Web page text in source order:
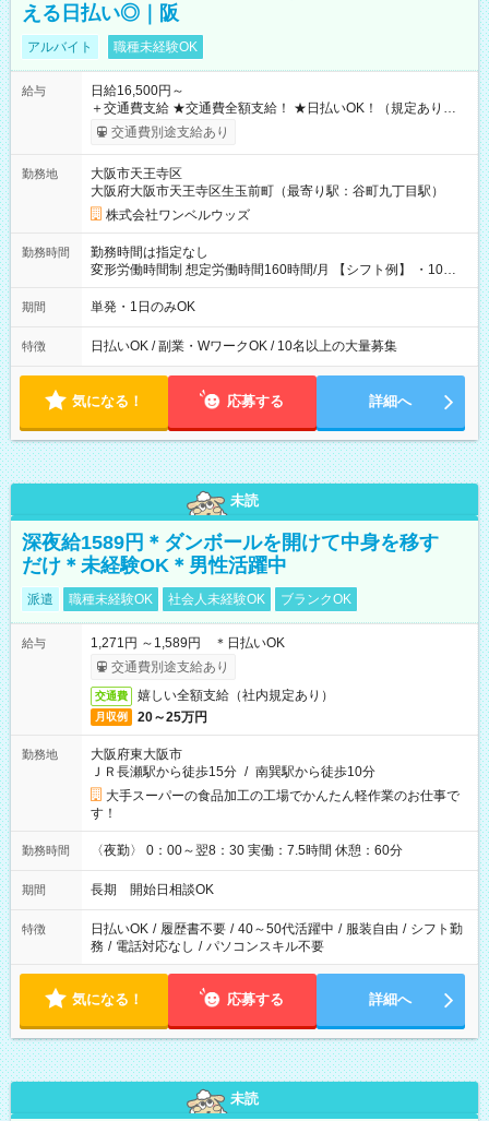
える日払い◎｜阪
アルバイト 職種未経験OK
給与
日給16,500円～
＋交通費支給 ★交通費全額支給！ ★日払いOK！（規定あり） ┗
働いたその日に現金GET♪ お仕事後はコンビニATMから 日払
交通費別途支給あり
勤務地
大阪市天王寺区
大阪府大阪市天王寺区生玉前町（最寄り駅：谷町九丁目駅）
株式会社ワンベルウッズ
勤務時間
勤務時間は指定なし
変形労働時間制 想定労働時間160時間/月 【シフト例】 ・10：
00～20：00
期間 単発・1日のみOK
特徴 日払いOK / 副業・WワークOK / 10名以上の大量募集
気になる！ 応募する 詳細へ
未読
深夜給1589円＊ダンボールを開けて中身を移す
だけ＊未経験OK＊男性活躍中
派遣 職種未経験OK 社会人未経験OK ブランクOK
給与
1,271円 ～1,589円 ＊日払いOK
交通費別途支給あり
交通費 嬉しい全額支給（社内規定あり）
月収例 20～25万円
勤務地
大阪府東大阪市
ＪＲ長瀬駅から徒歩15分 / 南巽駅から徒歩10分
大手スーパーの食品加工の工場でかんたん軽作業のお仕事で
す！
勤務時間 〈夜勤〉 0：00～翌8：30 実働：7.5時間 休憩：60分
期間 長期 開始日相談OK
特徴 日払いOK / 履歴書不要 / 40～50代活躍中 / 服装自由 / シフト勤
務 / 電話対応なし / パソコンスキル不要
気になる！ 応募する 詳細へ
未読